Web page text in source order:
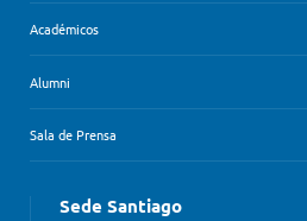
Académicos
Alumni
Sala de Prensa
Sede Santiago